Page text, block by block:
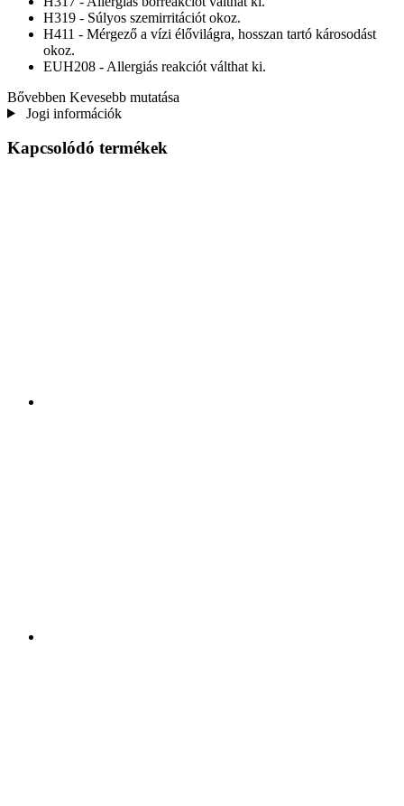
H319 - Súlyos szemirritációt okoz.
H411 - Mérgező a vízi élővilágra, hosszan tartó károsodást
okoz.
EUH208 - Allergiás reakciót válthat ki.
Bővebben Kevesebb mutatása
Jogi információk
Kapcsolódó termékek